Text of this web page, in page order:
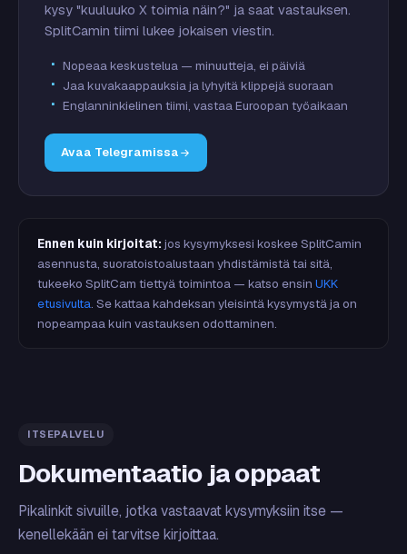
kysy "kuuluuko X toimia näin?" ja saat vastauksen.
SplitCamin tiimi lukee jokaisen viestin.
Nopeaa keskustelua — minuutteja, ei päiviä
Jaa kuvakaappauksia ja lyhyitä klippejä suoraan
Englanninkielinen tiimi, vastaa Euroopan työaikaan
Avaa Telegramissa
Ennen kuin kirjoitat: jos kysymyksesi koskee SplitCamin
asennusta, suoratoistoalustaan yhdistämistä tai sitä,
tukeeko SplitCam tiettyä toimintoa — katso ensin UKK
etusivulta. Se kattaa kahdeksan yleisintä kysymystä ja on
nopeampaa kuin vastauksen odottaminen.
ITSEPALVELU
Dokumentaatio ja oppaat
Pikalinkit sivuille, jotka vastaavat kysymyksiin itse —
kenellekään ei tarvitse kirjoittaa.